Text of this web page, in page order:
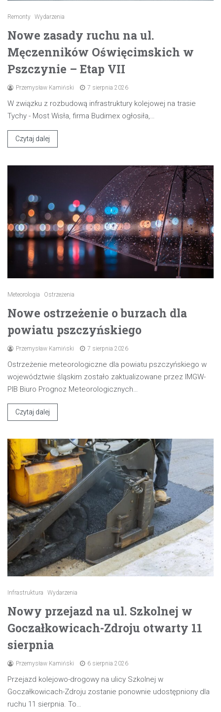
Remonty Wydarzenia
Nowe zasady ruchu na ul.
Męczenników Oświęcimskich w
Pszczynie – Etap VII
Przemysław Kamiński 7 sierpnia 2026
W związku z rozbudową infrastruktury kolejowej na trasie
Tychy - Most Wisła, firma Budimex ogłosiła,…
Czytaj dalej
Meteorologia Ostrzeżenia
Nowe ostrzeżenie o burzach dla
powiatu pszczyńskiego
Przemysław Kamiński 7 sierpnia 2026
Ostrzeżenie meteorologiczne dla powiatu pszczyńskiego w
województwie śląskim zostało zaktualizowane przez IMGW-
PIB Biuro Prognoz Meteorologicznych…
Czytaj dalej
Infrastruktura Wydarzenia
Nowy przejazd na ul. Szkolnej w
Goczałkowicach-Zdroju otwarty 11
sierpnia
Przemysław Kamiński 6 sierpnia 2026
Przejazd kolejowo-drogowy na ulicy Szkolnej w
Goczałkowicach-Zdroju zostanie ponownie udostępniony dla
ruchu 11 sierpnia. To…